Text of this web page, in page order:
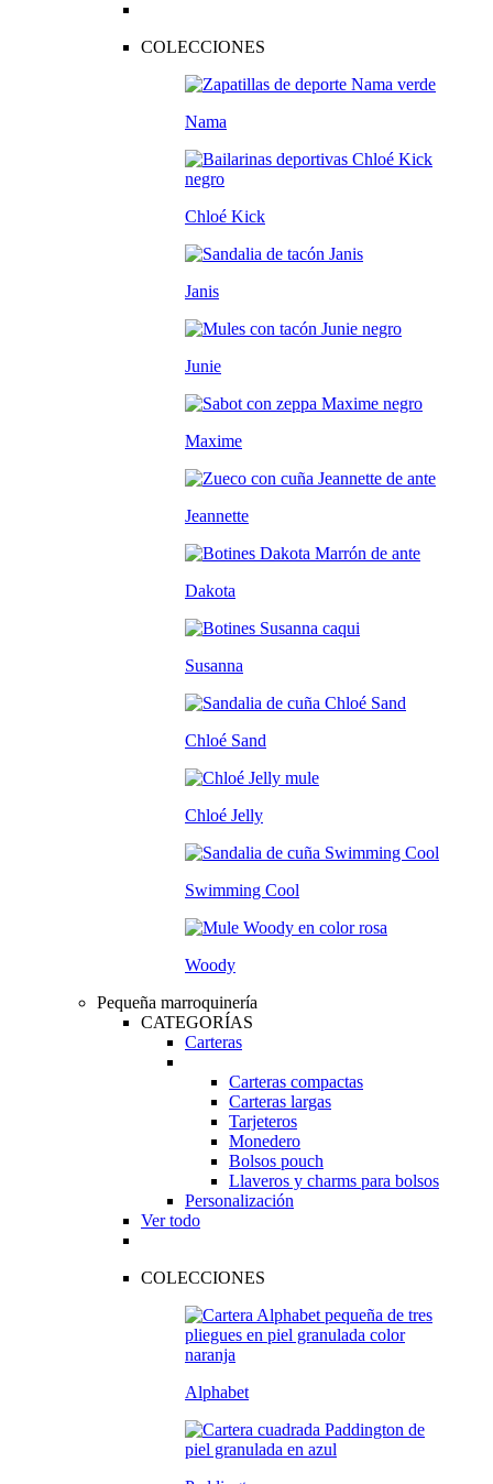
COLECCIONES
Nama
Chloé Kick
Janis
Junie
Maxime
Jeannette
Dakota
Susanna
Chloé Sand
Chloé Jelly
Swimming Cool
Woody
Pequeña marroquinería
CATEGORÍAS
Carteras
Carteras compactas
Carteras largas
Tarjeteros
Monedero
Bolsos pouch
Llaveros y charms para bolsos
Personalización
Ver todo
COLECCIONES
Alphabet